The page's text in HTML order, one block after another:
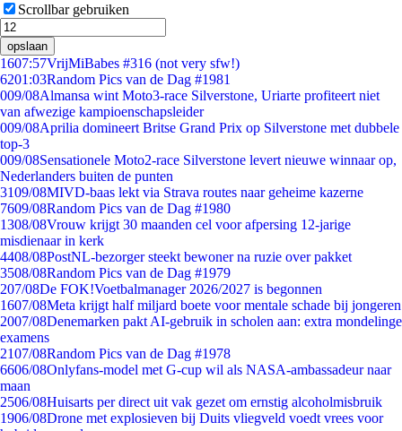
Scrollbar gebruiken
opslaan
1607:57VrijMiBabes #316 (not very sfw!)
6201:03Random Pics van de Dag #1981
009/08Almansa wint Moto3-race Silverstone, Uriarte profiteert niet
van afwezige kampioenschapsleider
009/08Aprilia domineert Britse Grand Prix op Silverstone met dubbele
top-3
009/08Sensationele Moto2-race Silverstone levert nieuwe winnaar op,
Nederlanders buiten de punten
3109/08MIVD-baas lekt via Strava routes naar geheime kazerne
7609/08Random Pics van de Dag #1980
1308/08Vrouw krijgt 30 maanden cel voor afpersing 12-jarige
misdienaar in kerk
4408/08PostNL-bezorger steekt bewoner na ruzie over pakket
3508/08Random Pics van de Dag #1979
207/08De FOK!Voetbalmanager 2026/2027 is begonnen
1607/08Meta krijgt half miljard boete voor mentale schade bij jongeren
2007/08Denemarken pakt AI-gebruik in scholen aan: extra mondelinge
examens
2107/08Random Pics van de Dag #1978
6606/08Onlyfans-model met G-cup wil als NASA-ambassadeur naar
maan
2506/08Huisarts per direct uit vak gezet om ernstig alcoholmisbruik
1906/08Drone met explosieven bij Duits vliegveld voedt vrees voor